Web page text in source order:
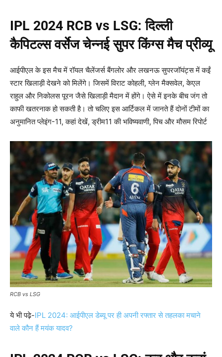
IPL 2024 RCB vs LSG:दिल्ली
कैपिटल्स वर्सेज चेन्नई सुपर किंग्समैच प्रीव्यू
आईपीएल के इस मैच में रॉयल चैलेंजर्स बैंगलोर और लखनऊ सुपरजॉयंट्स में कईं
स्टार खिलाड़ी देखने को मिलेंगे। जिसमें विराट कोहली, ग्लेन मैक्सवेल, केएल
राहुल और निकोलस पूरन जैसे खिलाड़ी मैदान में होंगे। ऐसे में इनके बीच जंग तो
काफी खतरनाक हो सकती है। तो चलिए इस आर्टिकल में जानते हैं दोनों टीमों का
अनुमानित प्लेइंग-11, कहां देखें, ड्रीम11 की भविष्यवाणी, पिच और मौसम रिपोर्ट
RCB vs LSG
ये भी पढ़े-IPL 2024: आईपीएल डेब्यू पर ही अपनी रफ्तार से तहलका मचाने
वाले कौन हैं मयंक यादव?